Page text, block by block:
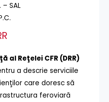
– SAL
al Reţelei CFR (DRR)
a descrie serviciile
care doresc să
feroviară